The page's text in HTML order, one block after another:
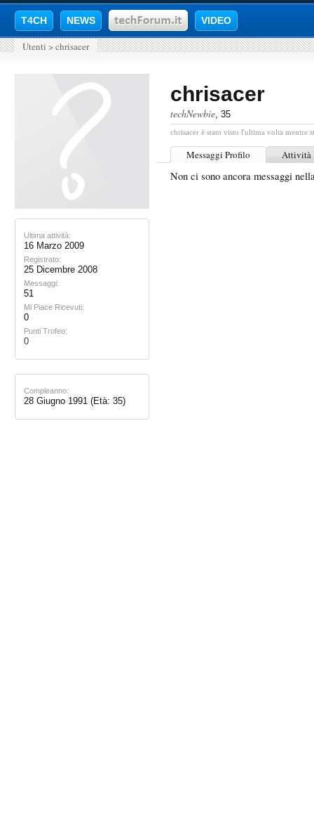
T4CH NEWS VIDEO
Utenti > chrisacer
Ultima attività:
16 Marzo 2009
Registrato:
25 Dicembre 2008
Messaggi:
51
Mi Piace Ricevuti:
0
Punti Trofeo:
0
Compleanno:
28 Giugno 1991 (Età: 35)
chrisacer
techNewbie, 35
chrisacer è stato visto l'ultima volta mentre
Messaggi Profilo Attività
Non ci sono ancora messaggi